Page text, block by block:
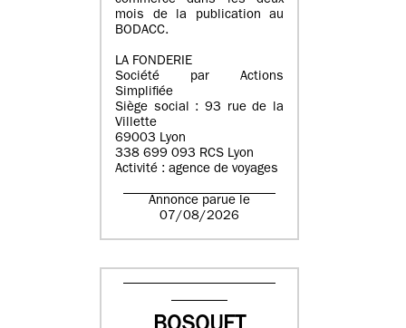
mois de la publication au
BODACC.
LA FONDERIE
Société par Actions
Simplifiée
Siège social : 93 rue de la
Villette
69003 Lyon
338 699 093 RCS Lyon
Activité : agence de voyages
Annonce parue le
07/08/2026